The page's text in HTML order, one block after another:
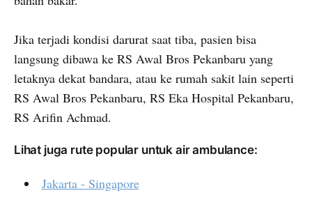
Jika terjadi kondisi darurat saat tiba, pasien bisa
langsung dibawa ke RS Awal Bros Pekanbaru yang
letaknya dekat bandara, atau ke rumah sakit lain seperti
RS Awal Bros Pekanbaru, RS Eka Hospital Pekanbaru,
RS Arifin Achmad.
Lihat juga rute popular untuk air ambulance:
Jakarta - Singapore